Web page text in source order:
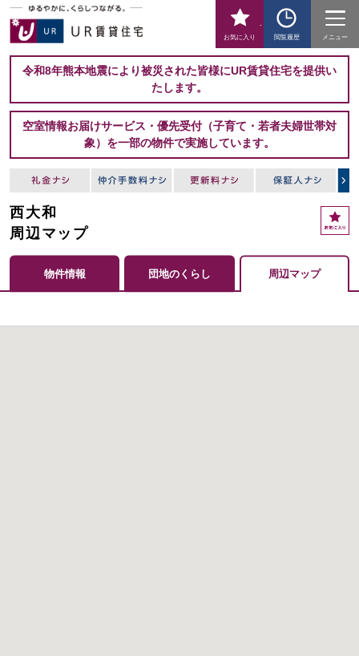
お気に入り
-
閲覧履歴
メニュー
令和8年熊本地震により被災された皆様にUR賃貸住宅を提供い
たします。
空室情報お届けサービス・優先受付（子育て・若者夫婦世帯対
象）を一部の物件で実施しています。
西大和
周辺マップ
物件情報 団地のくらし 周辺マップ